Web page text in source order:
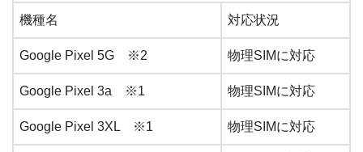
機種名 対応状況
Google Pixel 5G ※2 物理SIMに対応
Google Pixel 3a ※1 物理SIMに対応
Google Pixel 3XL ※1 物理SIMに対応